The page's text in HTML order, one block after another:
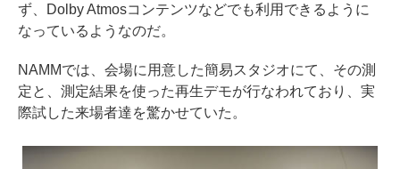
ず、Dolby Atmosコンテンツなどでも利用できるように
なっているようなのだ。
NAMMでは、会場に用意した簡易スタジオにて、その測
定と、測定結果を使った再生デモが行なわれており、実
際試した来場者達を驚かせていた。